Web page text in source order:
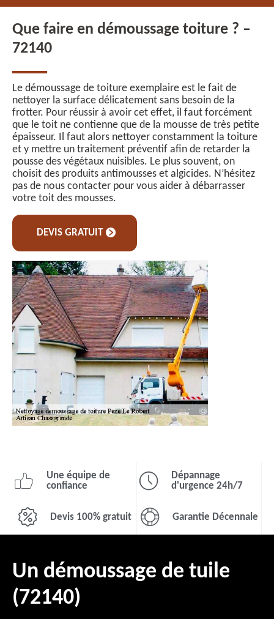
Que faire en démoussage toiture ? –
72140
Le démoussage de toiture exemplaire est le fait de
nettoyer la surface délicatement sans besoin de la
frotter. Pour réussir à avoir cet effet, il faut forcément
que le toit ne contienne que de la mousse de très petite
épaisseur. Il faut alors nettoyer constamment la toiture
et y mettre un traitement préventif afin de retarder la
pousse des végétaux nuisibles. Le plus souvent, on
choisit des produits antimousses et algicides. N’hésitez
pas de nous contacter pour vous aider à débarrasser
votre toit des mousses.
DEVIS GRATUIT
Une équipe de
confiance
Dépannage
d'urgence 24h/7
Devis 100% gratuit Garantie Décennale
Un démoussage de tuile
(72140)